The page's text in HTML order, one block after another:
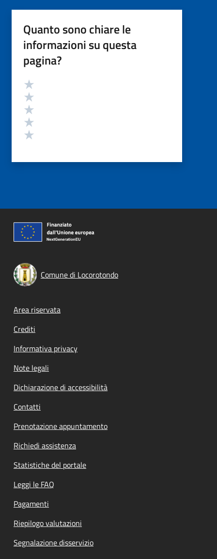
Quanto sono chiare le
informazioni su questa
pagina?
Valutazione
Comune di Locorotondo
Footer menu
Area riservata
Crediti
Informativa privacy
Note legali
Dichiarazione di accessibilità
Contatti
Prenotazione appuntamento
Richiedi assistenza
Statistiche del portale
Leggi le FAQ
Pagamenti
Riepilogo valutazioni
Segnalazione disservizio